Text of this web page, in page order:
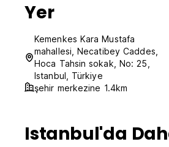
Yer
Kemenkes Kara Mustafa
mahallesi, Necatibey Caddes,
Hoca Tahsin sokak, No: 25,
Istanbul, Türkiye
şehir merkezine 1.4km
Istanbul'da